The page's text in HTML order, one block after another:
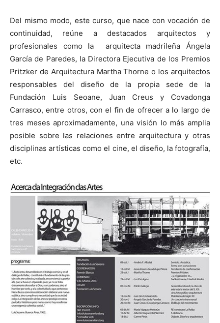
Del mismo modo, este curso, que nace con vocación de
continuidad, reúne a destacados arquitectos y
profesionales como la arquitecta madrileña Ángela
García de Paredes, la Directora Ejecutiva de los Premios
Pritzker de Arquitectura Martha Thorne o los arquitectos
responsables del diseño de la propia sede de la
Fundación Luis Seoane, Juan Creus y Covadonga
Carrasco, entre otros, con el fin de ofrecer a lo largo de
tres meses aproximadamente, una visión lo más amplia
posible sobre las relaciones entre arquitectura y otras
disciplinas artísticas como el cine, el diseño, la fotografía,
etc.